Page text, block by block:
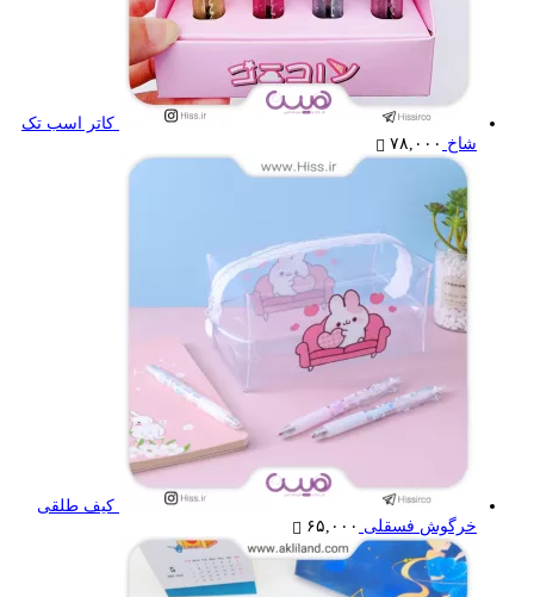
کاتر اسب تک
شاخ ۷۸,۰۰۰
کیف طلقی
خرگوش فسقلی ۶۵,۰۰۰